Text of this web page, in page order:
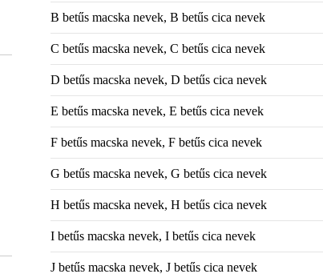
B betűs macska nevek, B betűs cica nevek
C betűs macska nevek, C betűs cica nevek
D betűs macska nevek, D betűs cica nevek
E betűs macska nevek, E betűs cica nevek
F betűs macska nevek, F betűs cica nevek
G betűs macska nevek, G betűs cica nevek
H betűs macska nevek, H betűs cica nevek
I betűs macska nevek, I betűs cica nevek
J betűs macska nevek, J betűs cica nevek